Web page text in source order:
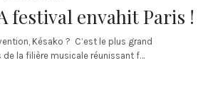
festival envahit Paris !
Késako ? C’est le plus grand
la filière musicale réunissant f…